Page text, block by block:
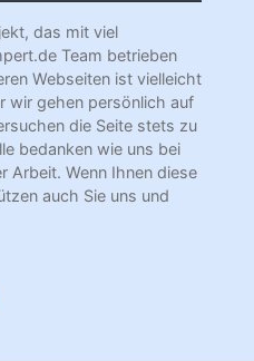
das mit viel
Team betrieben
Webseiten ist vielleicht
wir gehen persönlich auf
die Seite stets zu
bedanken wie uns bei
Arbeit. Wenn Ihnen diese
auch Sie uns und